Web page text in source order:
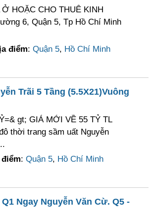
HOẶC CHO THUÊ KINH
6, Quận 5, Tp Hồ Chí Minh
điểm: Quận 5, Hồ Chí Minh
Trãi 5 Tầng (5.5X21)Vuông
gt; GIÁ MỚI VỀ 55 TỶ TL
thời trang sầm uất Nguyễn
: Quận 5, Hồ Chí Minh
Ngay Nguyễn Văn Cừ. Q5 -